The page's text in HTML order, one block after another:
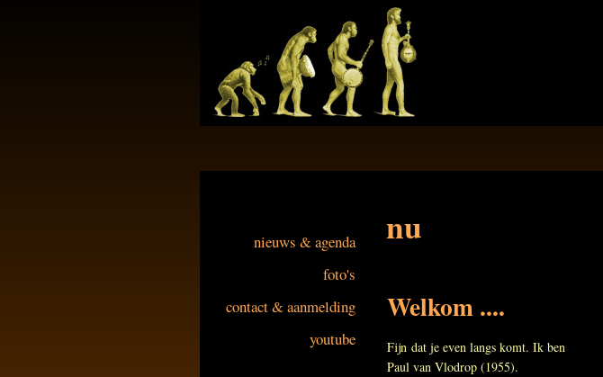
nieuws & agenda
foto's
contact & aanmelding
youtube
nu
Welkom ....
Fijn dat je even langs komt. Ik ben
Paul van Vlodrop (1955).